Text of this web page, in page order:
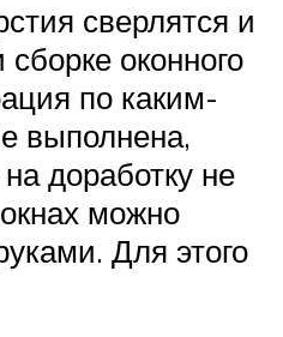
сверлятся и
оконного
по каким-
выполнена,
доработку не
можно
Для этого